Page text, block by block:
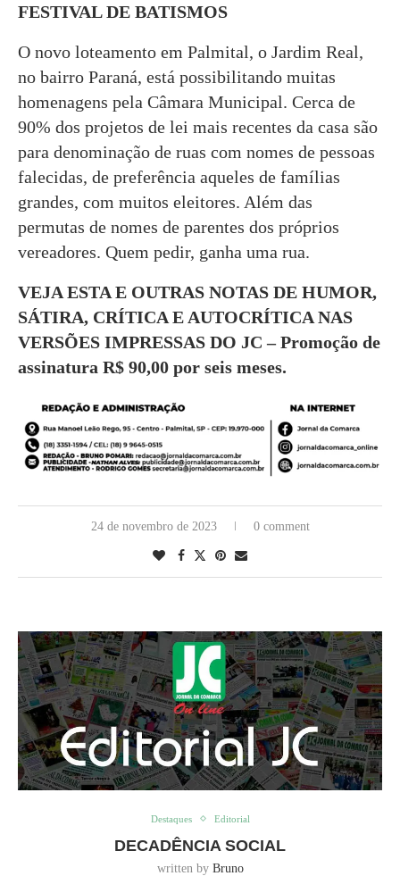
FESTIVAL DE BATISMOS
O novo loteamento em Palmital, o Jardim Real,
no bairro Paraná, está possibilitando muitas
homenagens pela Câmara Municipal. Cerca de
90% dos projetos de lei mais recentes da casa são
para denominação de ruas com nomes de pessoas
falecidas, de preferência aqueles de famílias
grandes, com muitos eleitores. Além das
permutas de nomes de parentes dos próprios
vereadores. Quem pedir, ganha uma rua.
VEJA ESTA E OUTRAS NOTAS DE HUMOR,
SÁTIRA, CRÍTICA E AUTOCRÍTICA NAS
VERSÕES IMPRESSAS DO JC – Promoção de
assinatura R$ 90,00 por seis meses.
24 de novembro de 2023 0 comment
Destaques Editorial
DECADÊNCIA SOCIAL
written by Bruno